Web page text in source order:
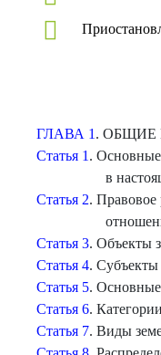
ГЛАВА 1 .
Статья 1 .
в
Статья 2. Правовое
Статья 3. Объекты
Статья 4.
Статья 5.
Статья 6.
Статья 7. Виды